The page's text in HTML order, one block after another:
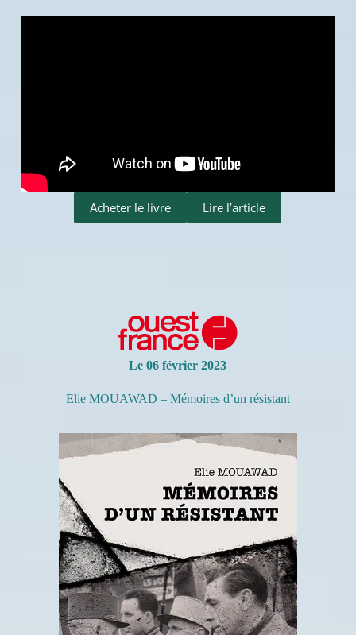
Acheter le livre Lire l’article
Le 06 février 2023
Elie MOUAWAD – Mémoires d’un résistant